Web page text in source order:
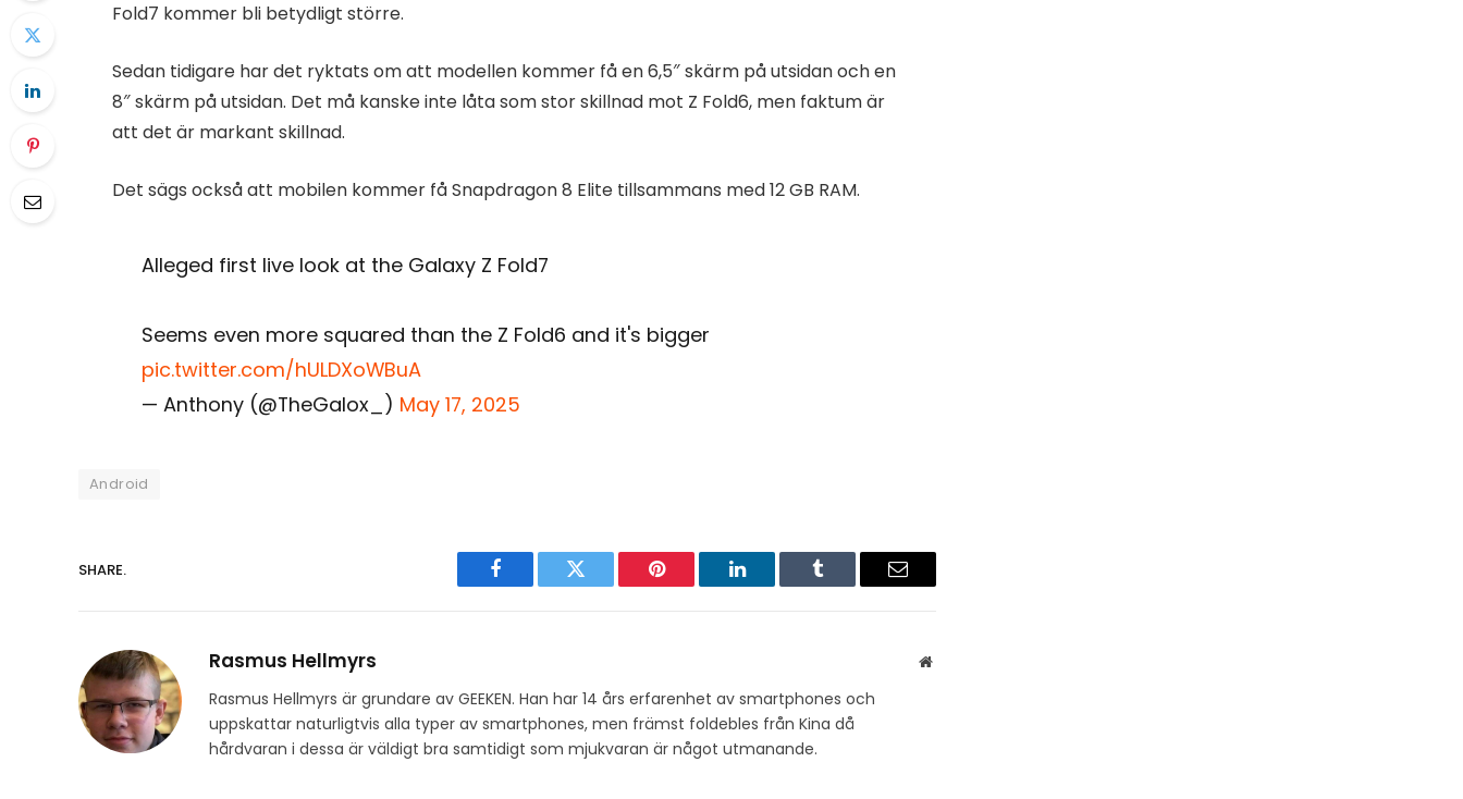
Fold7 kommer bli betydligt större.
Sedan tidigare har det ryktats om att modellen kommer få en 6,5″ skärm på utsidan och en
8″ skärm på utsidan. Det må kanske inte låta som stor skillnad mot Z Fold6, men faktum är
att det är markant skillnad.
Det sägs också att mobilen kommer få Snapdragon 8 Elite tillsammans med 12 GB RAM.
Alleged first live look at the Galaxy Z Fold7
Seems even more squared than the Z Fold6 and it's bigger
pic.twitter.com/hULDXoWBuA
— Anthony (@TheGalox_) May 17, 2025
Android
SHARE.
Facebook Twitter Pinterest LinkedIn Tumblr Email
Rasmus Hellmyrs Website
Rasmus Hellmyrs är grundare av GEEKEN. Han har 14 års erfarenhet av smartphones och
uppskattar naturligtvis alla typer av smartphones, men främst foldebles från Kina då
hårdvaran i dessa är väldigt bra samtidigt som mjukvaran är något utmanande.